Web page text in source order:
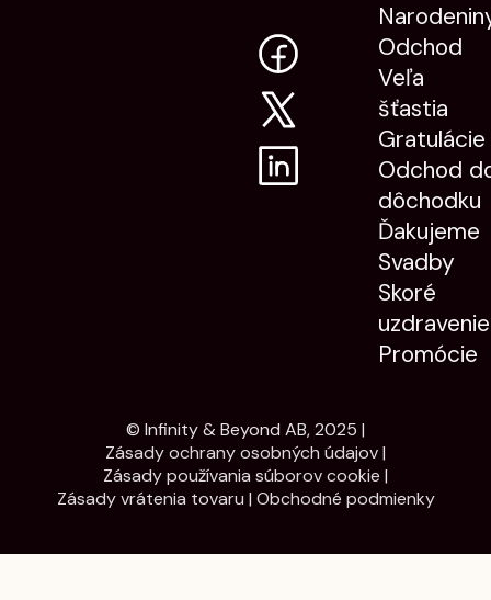
Odchod
Veľa
šťastia
Gratulácie
Odchod
dôchodku
Ďakujeme
Svadby
Skoré
uzdravenie
Promócie
© Infinity & Beyond AB, 2025 |
Zásady ochrany osobných údajov|
Zásady používania súborov cookie |
Zásady vrátenia tovaru | Obchodné podmienky